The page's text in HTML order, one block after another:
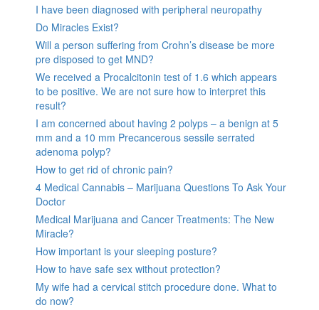
I have been diagnosed with peripheral neuropathy
Do Miracles Exist?
Will a person suffering from Crohn’s disease be more
pre disposed to get MND?
We received a Procalcitonin test of 1.6 which appears
to be positive. We are not sure how to interpret this
result?
I am concerned about having 2 polyps – a benign at 5
mm and a 10 mm Precancerous sessile serrated
adenoma polyp?
How to get rid of chronic pain?
4 Medical Cannabis – Marijuana Questions To Ask Your
Doctor
Medical Marijuana and Cancer Treatments: The New
Miracle?
How important is your sleeping posture?
How to have safe sex without protection?
My wife had a cervical stitch procedure done. What to
do now?